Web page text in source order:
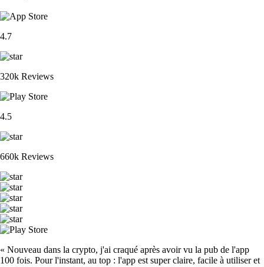
4.7
320k Reviews
4.5
660k Reviews
« Nouveau dans la crypto, j'ai craqué après avoir vu la pub de l'app
100 fois. Pour l'instant, au top : l'app est super claire, facile à utiliser et